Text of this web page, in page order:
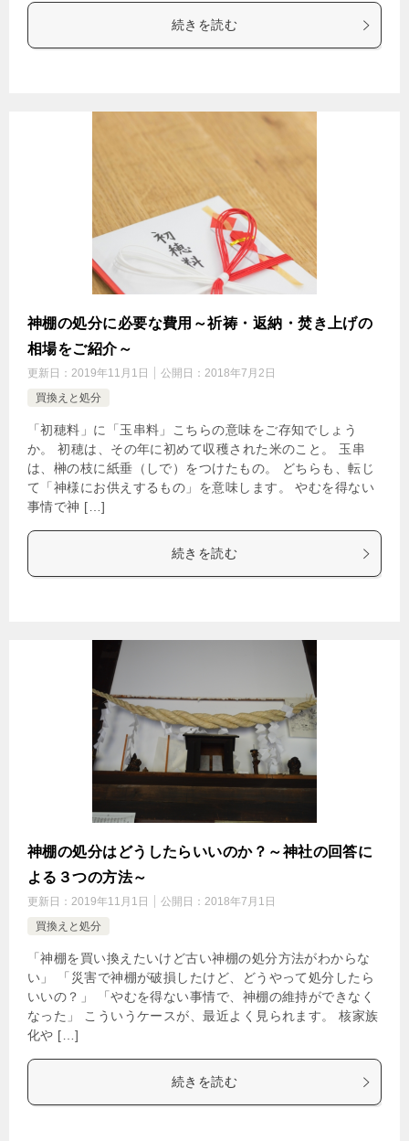
続きを読む
神棚の処分に必要な費用～祈祷・返納・焚き上げの
相場をご紹介～
更新日： 2019年11月1日 公開日： 2018年7月2日
買換えと処分
「初穂料」に「玉串料」こちらの意味をご存知でしょう
か。 初穂は、その年に初めて収穫された米のこと。 玉串
は、榊の枝に紙垂（しで）をつけたもの。 どちらも、転じ
て「神様にお供えするもの」を意味します。 やむを得ない
事情で神 […]
続きを読む
神棚の処分はどうしたらいいのか？～神社の回答に
よる３つの方法～
更新日： 2019年11月1日 公開日： 2018年7月1日
買換えと処分
「神棚を買い換えたいけど古い神棚の処分方法がわからな
い」 「災害で神棚が破損したけど、どうやって処分したら
いいの？」 「やむを得ない事情で、神棚の維持ができなく
なった」 こういうケースが、最近よく見られます。 核家族
化や […]
続きを読む